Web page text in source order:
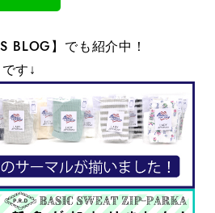
BLOG】でも紹介中！
す↓